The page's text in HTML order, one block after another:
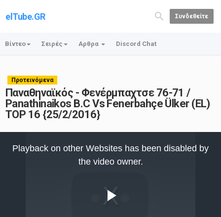
elTube.GR Συνδεθείτε
Βίντεο Σειρές Αρθρα Discord Chat
Προτεινόμενα
Παναθηναϊκός - Φενέρμπαχτσε 76-71 /
Panathinaikos B.C Vs Fenerbahçe Ülker (EL)
TOP 16 {25/2/2016}
Playback on other Websites has been disabled by
the video owner.